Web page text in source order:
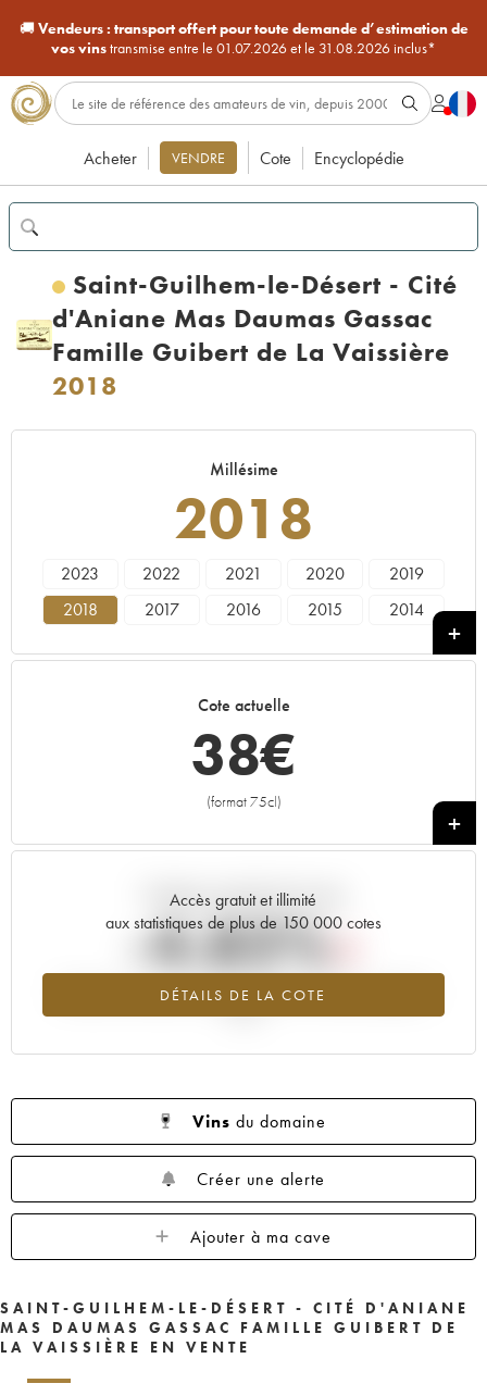
🚚Vendeurs : transport offert pour toute demande d’estimation de
vos vinstransmise entre le 01.07.2026 et le 31.08.2026 inclus*
Acheter VENDRE Cote Encyclopédie
Saint-Guilhem-le-Désert - Cité
d'Aniane Mas Daumas Gassac
Famille Guibert de La Vaissière
2018
Millésime
2018
2023 2022 2021 2020
2019
2018
2017 2016 2015
2014
2001
1996
Cote actuelle
38€
(format 75cl)
+
Accès gratuit et illimité
aux statistiques de plus de 150 000 cotes
DÉTAILS DE LA COTE
Tendance actuelle de la cote
-4.82%
Tendance à la baisse du millésime 2018 en 2026 par rapport à
Vins du domaine
Créer une alerte
Ajouter à ma cave
SAINT-GUILHEM-LE-DÉSERT - CITÉ D'ANIANE
MAS DAUMAS GASSAC FAMILLE GUIBERT DE
LA VAISSIÈRE EN VENTE